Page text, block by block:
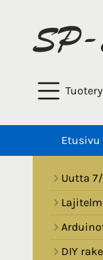
Etusivu
Uutta
DIY